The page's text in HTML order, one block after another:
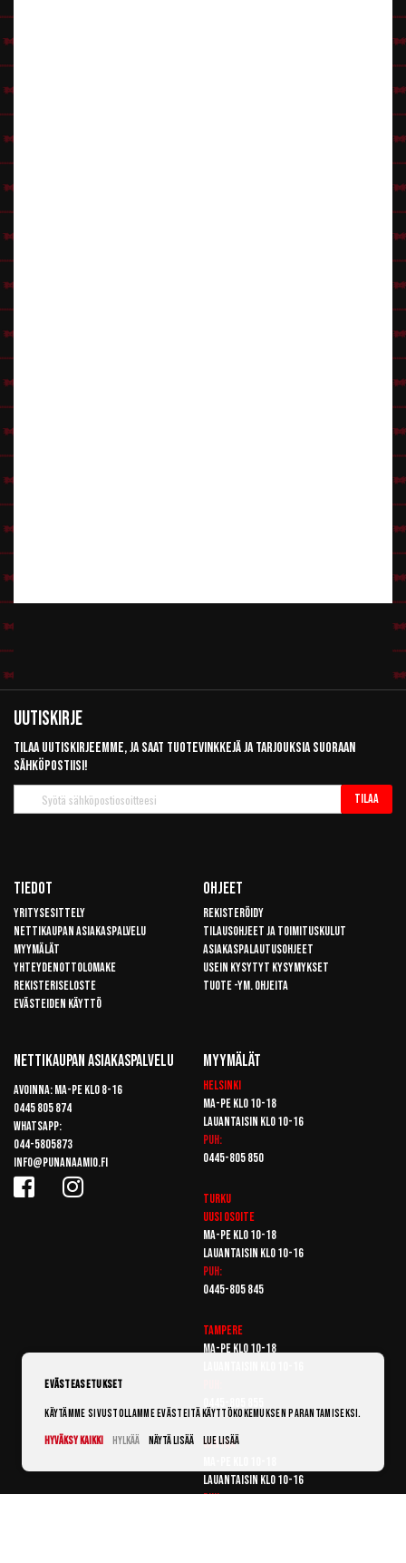
Uutiskirje
Tilaa uutiskirjeemme, ja saat tuotevinkkejä ja tarjouksia suoraan
sähköpostiisi!
uutiskirje
Tilaa
Tiedot
Yritysesittely
Nettikaupan asiakaspalvelu
Myymälät
Yhteydenottolomake
Rekisteriseloste
Evästeiden käyttö
Ohjeet
Rekisteröidy
Tilausohjeet ja toimituskulut
Asiakaspalautusohjeet
Usein kysytyt kysymykset
Tuote -ym. ohjeita
Nettikaupan Asiakaspalvelu
Avoinna: Ma-pe klo 8-16
0445 805 874
Whatsapp:
044-5805873
info@punanaamio.fi
Myymälät
Helsinki
Ma-pe klo 10-18
Lauantaisin klo 10-16
Puh:
0445-805 850
Turku
Uusi osoite
Ma-pe klo 10-18
Lauantaisin klo 10-16
Puh:
0445-805 845
Tampere
Ma-pe klo 10-18
Vantaa
Lauantaisin klo 10-16
Puh:
Evästeasetukset
Käytämme sivustollamme evästeitä käyttökokemuksen parantamiseksi.
Hyväksy kaikki
Hylkää Näytä lisää Lue lisää